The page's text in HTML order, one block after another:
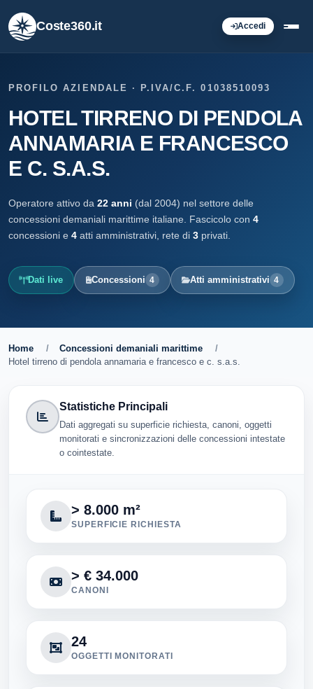
Coste360.it Accedi
PROFILO AZIENDALE · P.IVA/C.F. 01038510093
HOTEL TIRRENO DI PENDOLA
ANNAMARIA E FRANCESCO
E C. S.A.S.
Operatore attivo da 22 anni (dal 2004) nel settore delle
concessioni demaniali marittime italiane. Fascicolo con 4
concessioni e 4 atti amministrativi, rete di 3 privati.
Dati live Concessioni 4 Atti amministrativi 4
Home / Concessioni demaniali marittime
/
Hotel tirreno di pendola annamaria e francesco e c. s.a.s.
Statistiche Principali
Dati aggregati su superficie richiesta, canoni, oggetti
monitorati e sincronizzazioni delle concessioni intestate
o cointestate.
> 8.000 m²
SUPERFICIE RICHIESTA
> € 34.000
CANONI
24
OGGETTI MONITORATI